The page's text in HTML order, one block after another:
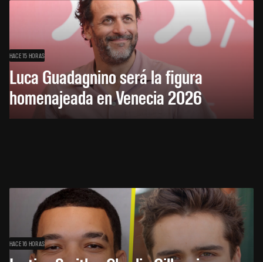
HACE 15 HORAS
Luca Guadagnino será la figura
homenajeada en Venecia 2026
HACE 16 HORAS